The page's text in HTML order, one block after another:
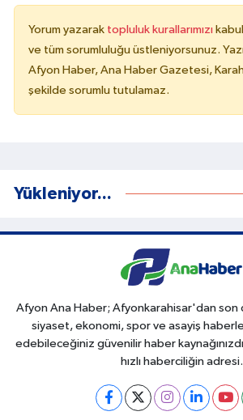
Yorum yazarak topluluk kurallarımızı
ve tüm sorumluluğu üstleniyorsunuz.
Afyon Haber, Ana Haber Gazetesi,
şekilde sorumlu tutulamaz.
Yükleniyor...
Afyon Ana Haber; Afyonkarahisar'dan son
siyaset, ekonomi, spor ve asayiş
edebileceğiniz güvenilir haber
hızlı haberciliğin adresi.